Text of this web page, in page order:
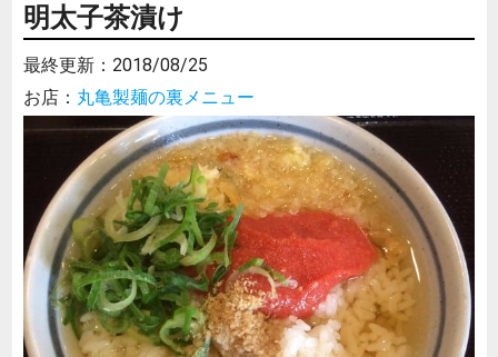
明太子茶漬け
最終更新： 2018/08/25
お店： 丸亀製麺の裏メニュー